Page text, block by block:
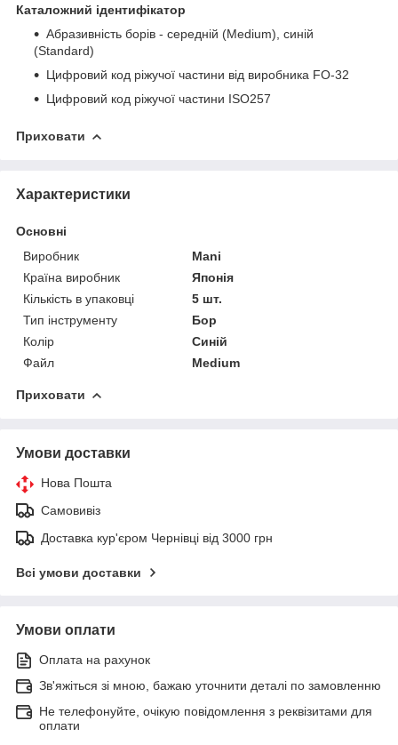
Каталожний ідентифікатор
Абразивність борів - середній (Medium), синій
(Standard)
Цифровий код ріжучої частини від виробника FO-32
Цифровий код ріжучої частини ISO257
Приховати
Характеристики
Основні
Виробник
Mani
Країна виробник
Японія
Кількість в упаковці
5 шт.
Тип інструменту
Бор
Колір
Синій
Файл
Medium
Приховати
Умови доставки
Нова Пошта
Самовивіз
Доставка кур'єром Чернівці від 3000 грн
Всі умови доставки
Умови оплати
Оплата на рахунок
Зв'яжіться зі мною, бажаю уточнити деталі по замовленню
Не телефонуйте, очікую повідомлення з реквізитами для
оплати